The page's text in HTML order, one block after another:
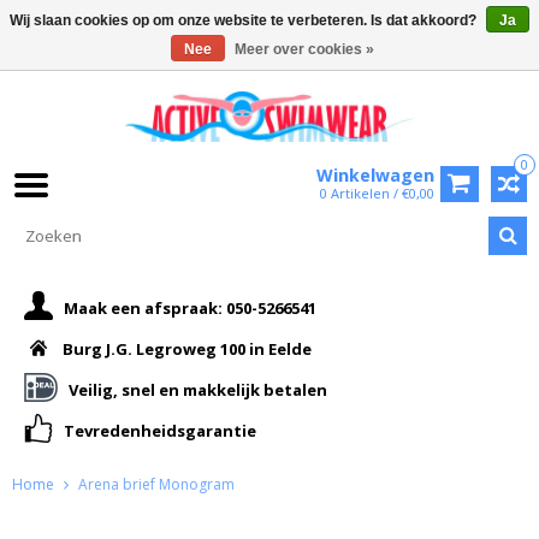
0
Winkelwagen
0 Artikelen / €0,00
Maak een afspraak: 050-5266541
Burg J.G. Legroweg 100 in Eelde
Veilig, snel en makkelijk betalen
Tevredenheidsgarantie
Home Arena brief Monogram
Wij slaan cookies op om onze website te verbeteren. Is dat akkoord?
Ja
Nee
Meer over cookies »